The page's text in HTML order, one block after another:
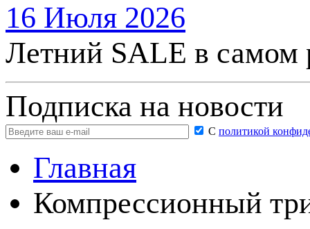
16 Июля 2026
Летний SALE в самом
Подписка на новости
С политикой
Главная
Компрессионный